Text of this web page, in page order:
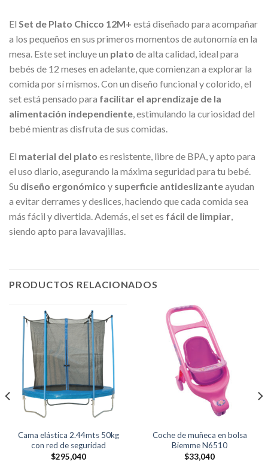
El Set de Plato Chicco 12M+ está diseñado para acompañar
a los pequeños en sus primeros momentos de autonomía en la
mesa. Este set incluye un plato de alta calidad, ideal para
bebés de 12 meses en adelante, que comienzan a explorar la
comida por sí mismos. Con un diseño funcional y colorido, el
set está pensado para facilitar el aprendizaje de la
alimentación independiente, estimulando la curiosidad del
bebé mientras disfruta de sus comidas.
El material del plato es resistente, libre de BPA, y apto para
el uso diario, asegurando la máxima seguridad para tu bebé.
Su diseño ergonómico y superficie antideslizanteayudan
a evitar derrames y deslices, haciendo que cada comida sea
más fácil y divertida. Además, el set es fácil de limpiar
siendo apto para lavavajillas.
PRODUCTOS RELACIONADOS
Cama elástica 2.44mts 50kg
con red de seguridad
$295,040
Coche de muñeca en bolsa
Biemme N6510
$33,040